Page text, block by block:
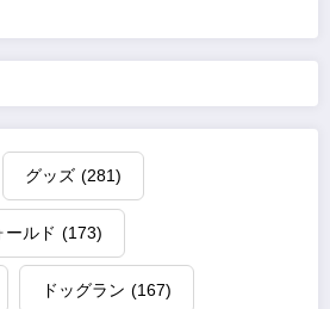
グッズ (281)
ールド (173)
ドッグラン (167)